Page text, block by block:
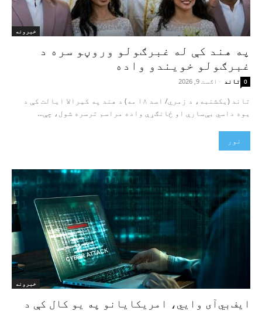
خبرونه
په هند کې له غبرګولو وروڼو سره د
غبرګولو خویندو واده
تاند - اګست 9, 2026 0
تاند (یکشنبه، د زمري/ اسد ۱۸ مه) د هند په کیرالا ایالت کې د
یوه داسي بې‌سارې او ځانګړې واده مراسم ترسره شول، چې...
نور
خبرونه
ایف‌بي‌آی وايي، امریکایانو په یو کال کې د